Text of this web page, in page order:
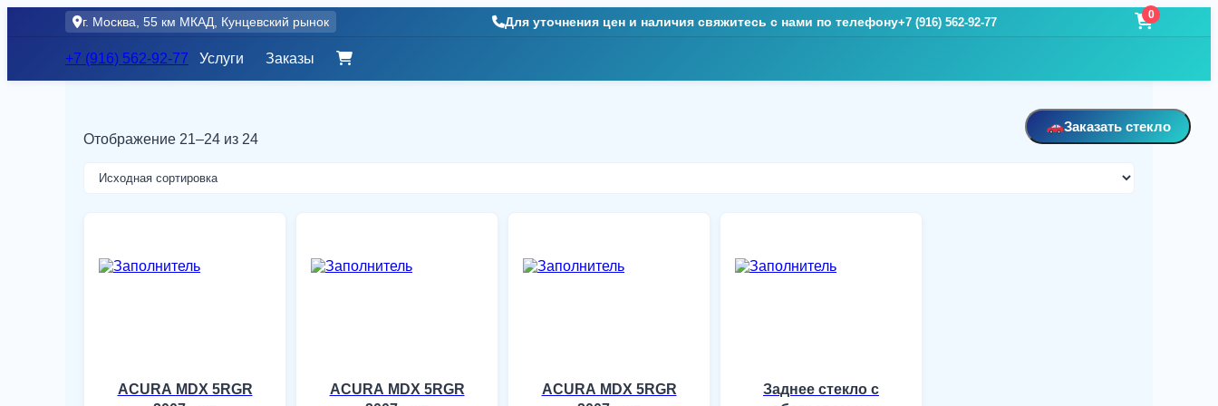
г. Москва, 55 км МКАД, Кунцевский рынок Для уточнения цен и наличия свяжитесь с нами по телефону+7 (916) 562-92-77
0
+7 (916) 562-92-77 Услуги Заказы
Заказать стекло
Отображение 21–24 из 24
ACURA MDX 5RGR
ACURA MDX 5RGR
ACURA MDX 5RGR
Заднее стекло с